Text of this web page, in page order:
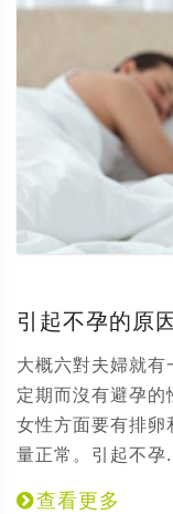
引起不孕的原因
大概六對夫婦就
定期而沒有避孕
女性方面要有排卵
量正常。引起不孕
查看更多